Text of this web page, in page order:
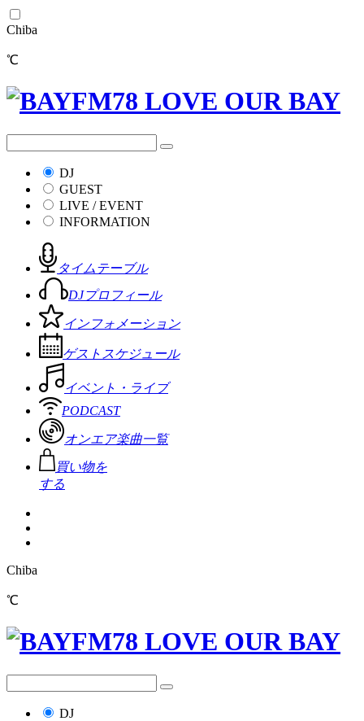
Chiba
℃
DJ
GUEST
LIVE / EVENT
INFORMATION
タイムテーブル
DJプロフィール
インフォメーション
ゲストスケジュール
イベント・ライブ
PODCAST
オンエア楽曲一覧
買い物を
する
Chiba
℃
DJ